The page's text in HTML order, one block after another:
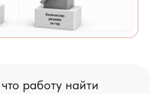
работу найти